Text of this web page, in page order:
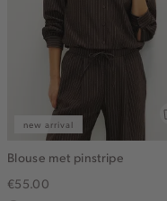
new arrival
Blouse met pinstripe
€55.00